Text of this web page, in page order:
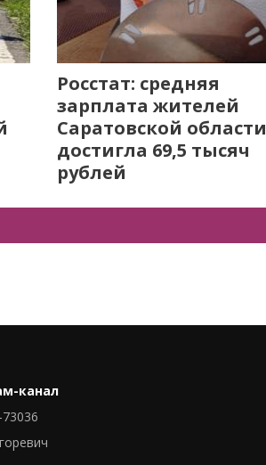
Росстат: средняя
зарплата жителей
Саратовской области
достигла 69,5 тысяч
рублей
канал